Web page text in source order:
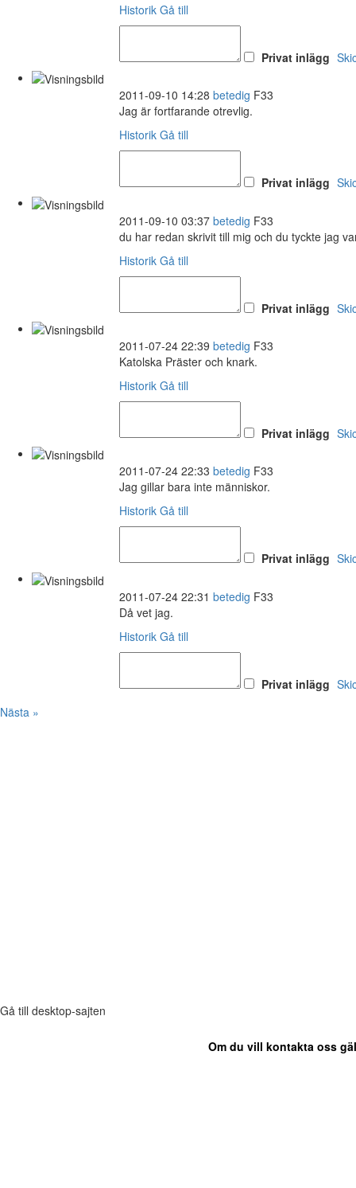
Historik Gå till
Privat inlägg
2011-09-10 14:28 betedig F33
Jag är fortfarande otrevlig.
Historik Gå till
Privat inlägg
2011-09-10 03:37 betedig F33
du har redan skrivit till mig och du tyckte jag
Historik Gå till
Privat inlägg
2011-07-24 22:39 betedig F33
Katolska Präster och knark.
Historik Gå till
Privat inlägg
2011-07-24 22:33 betedig F33
Jag gillar bara inte människor.
Historik Gå till
Privat inlägg
2011-07-24 22:31 betedig F33
Då vet jag.
Historik Gå till
Privat inlägg
Nästa »
Gå till desktop-sajten
Om du vill kontakta oss